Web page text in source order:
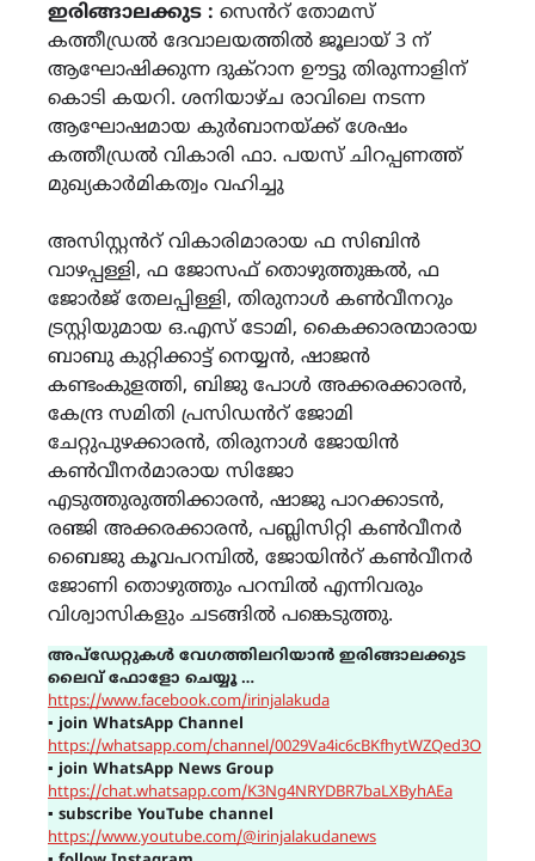
ഇരിങ്ങാലക്കുട : സെൻറ് തോമസ്
കത്തീഡ്രൽ ദേവാലയത്തിൽ ജൂലായ് 3 ന്
ആഘോഷിക്കുന്ന ദുക്റാന ഊട്ടു തിരുന്നാളിന്
കൊടി കയറി. ശനിയാഴ്ച രാവിലെ നടന്ന
ആഘോഷമായ കുർബാനയ്ക്ക് ശേഷം
കത്തീഡ്രൽ വികാരി ഫാ. പയസ് ചിറപ്പണത്ത്
മുഖ്യകാർമികത്വം വഹിച്ചു
അസിസ്റ്റൻറ് വികാരിമാരായ ഫ സിബിൻ
വാഴപ്പള്ളി, ഫ ജോസഫ് തൊഴുത്തുങ്കൽ, ഫ
ജോർജ് തേലപ്പിള്ളി, തിരുനാൾ കൺവീനറും
ട്രസ്റ്റിയുമായ ഒ.എസ് ടോമി, കൈക്കാരന്മാരായ
ബാബു കുറ്റിക്കാട്ട് നെയ്യൻ, ഷാജൻ
കണ്ടംകുളത്തി, ബിജു പോൾ അക്കരക്കാരൻ,
കേന്ദ്ര സമിതി പ്രസിഡൻറ് ജോമി
ചേറ്റുപുഴക്കാരൻ, തിരുനാൾ ജോയിൻ
കൺവീനർമാരായ സിജോ
എടുത്തുരുത്തിക്കാരൻ, ഷാജു പാറക്കാടൻ,
രഞ്ജി അക്കരക്കാരൻ, പബ്ലിസിറ്റി കൺവീനർ
ബൈജു കൂവപറമ്പിൽ, ജോയിൻറ് കൺവീനർ
ജോണി തൊഴുത്തും പറമ്പിൽ എന്നിവരും
വിശ്വാസികളും ചടങ്ങിൽ പങ്കെടുത്തു.
അപ്ഡേറ്റുകൾ വേഗത്തിലറിയാൻ ഇരിങ്ങാലക്കുട
ലൈവ് ഫോളോ ചെയ്യൂ …
https://www.facebook.com/irinjalakuda
▪ join WhatsApp Channel
https://whatsapp.com/channel/0029Va4ic6cBKfhytWZQed3O
▪ join WhatsApp News Group
https://chat.whatsapp.com/K3Ng4NRYDBR7baLXByhAEa
▪ subscribe YouTube channel
https://www.youtube.com/@irinjalakudanews